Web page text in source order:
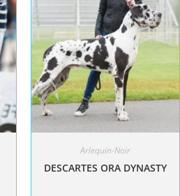
Arlequin-Noir
DESCARTES ORA DYNASTY